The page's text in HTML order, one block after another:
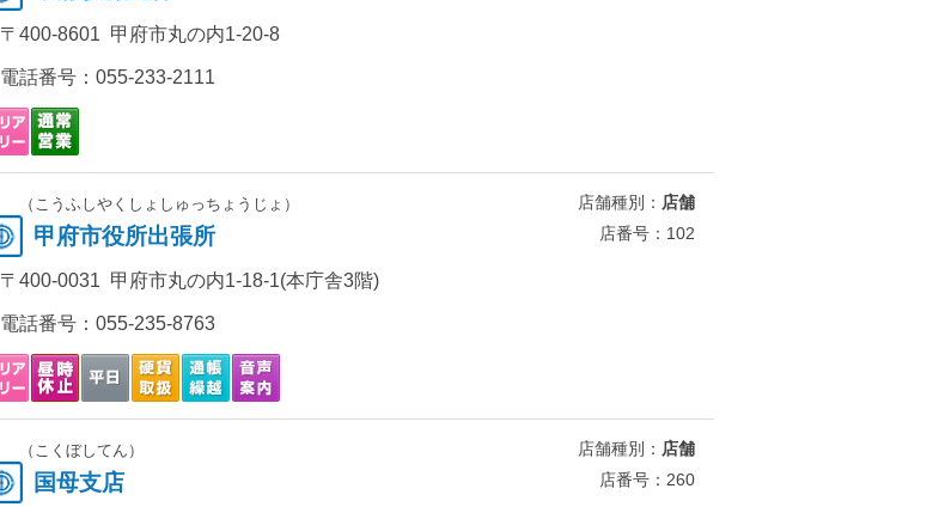
〒400-8601 甲府市丸の内1-20-8
電話番号： 055-233-2111
（こうふしやくしょしゅっちょうじょ）
甲府市役所出張所
店舗種別： 店舗
店番号：102
〒400-0031 甲府市丸の内1-18-1(本庁舎3階)
電話番号： 055-235-8763
（こくぼしてん）
国母支店
店舗種別： 店舗
店番号：260